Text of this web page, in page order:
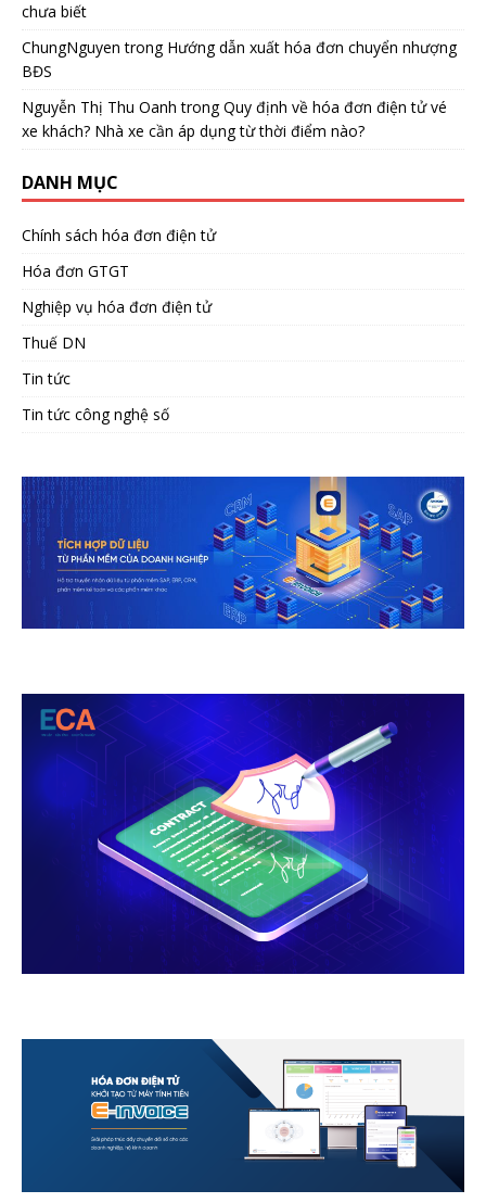
chưa biết
ChungNguyen trong Hướng dẫn xuất hóa đơn chuyển nhượng
BĐS
Nguyễn Thị Thu Oanh trongQuy định về hóa đơn điện tử vé
xe khách? Nhà xe cần áp dụng từ thời điểm nào?
DANH MỤC
Chính sách hóa đơn điện tử
Hóa đơn GTGT
Nghiệp vụ hóa đơn điện tử
Thuế DN
Tin tức
Tin tức công nghệ số